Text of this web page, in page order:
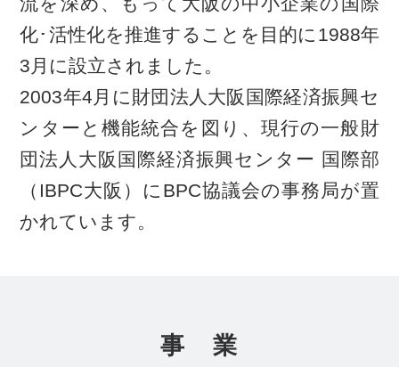
化･活性化を推進することを目的に1988年
3月に設立されました。
2003年4月に財団法人大阪国際経済振興セ
ンターと機能統合を図り、現行の一般財
団法人大阪国際経済振興センター 国際部
（IBPC大阪）にBPC協議会の事務局が置
かれています。
事 業